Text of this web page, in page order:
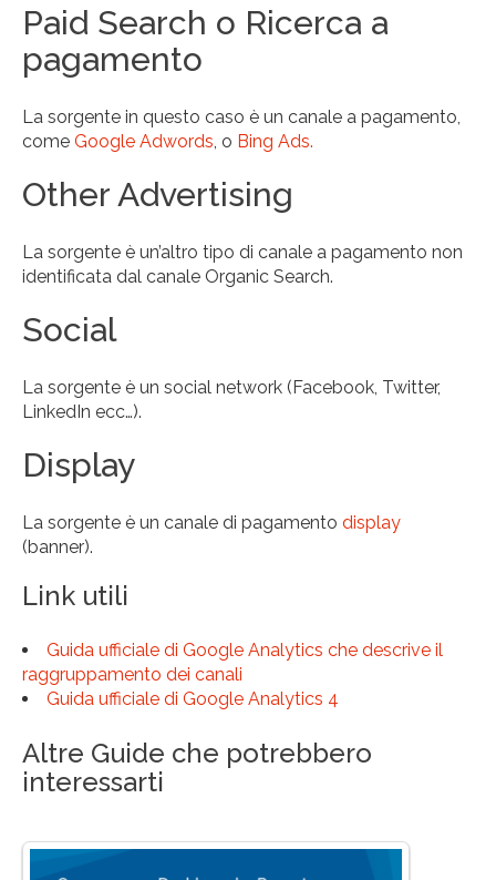
Paid Search o Ricerca a
pagamento
La sorgente in questo caso è un canale a pagamento,
come Google Adwords, o Bing Ads.
Other Advertising
La sorgente è un’altro tipo di canale a pagamento non
identificata dal canale Organic Search.
Social
La sorgente è un social network (Facebook, Twitter,
LinkedIn ecc…).
Display
La sorgente è un canale di pagamento display
(banner).
Link utili
Guida ufficiale di Google Analytics che descrive il
raggruppamento dei canali
Guida ufficiale di Google Analytics 4
Altre Guide che potrebbero
interessarti